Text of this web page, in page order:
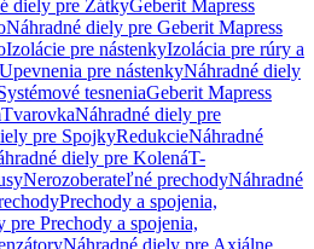
diely pre ZátkyGeberit Mapress
Náhradné diely pre Geberit Mapress
Izolácie pre nástenkyIzolácia pre rúry a
Upevnenia pre nástenkyNáhradné diely
tesneniaGeberit Mapress
TvarovkaNáhradné diely pre
pre SpojkyRedukcieNáhradné
diely pre KolenáT-
Nerozoberateľné prechodyNáhradné
Prechody a spojenia,
pre Prechody a spojenia,
Náhradné diely pre Axiálne